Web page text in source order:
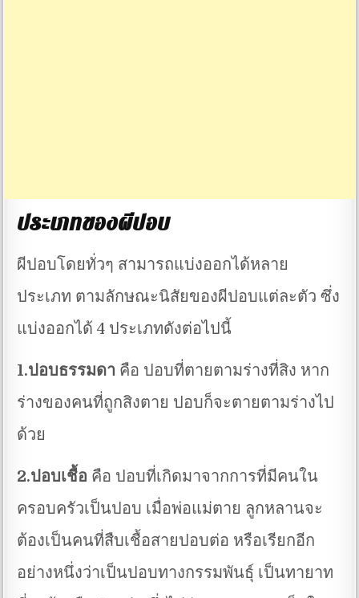
ประเภทของผีปอบ
ผีปอบโดยทั่วๆ สามารถแบ่งออกได้หลาย
ประเภท ตามลักษณะนิสัยของผีปอบแต่ละตัว ซึ่ง
แบ่งออกได้ 4 ประเภทดังต่อไปนี้
1.ปอบธรรมดา คือ ปอบที่ตายตามร่างที่สิง หาก
ร่างของคนที่ถูกสิงตาย ปอบก็จะตายตามร่างไป
ด้วย
2.ปอบเชื้อ คือ ปอบที่เกิดมาจากการที่มีคนใน
ครอบครัวเป็นปอบ เมื่อพ่อแม่ตาย ลูกหลานจะ
ต้องเป็นคนที่สืบเชื้อสายปอบต่อ หรือเรียกอีก
อย่างหนึ่งว่าเป็นปอบทางกรรมพันธุ์ เป็นทายาท